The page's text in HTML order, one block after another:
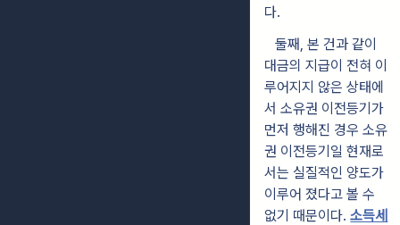
다.
둘째, 본 건과 같이
대금의 지급이 전혀 이
루어지지 않은 상태에
서 소유권 이전등기가
먼저 행해진 경우 소유
권 이전등기일 현재로
서는 실질적인 양도가
이루어 졌다고 볼 수
없기 때문이다.소득세